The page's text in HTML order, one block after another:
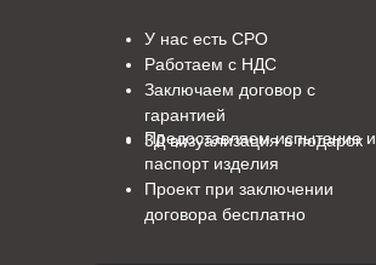
Предоставляем испытание и
паспорт изделия
Проект при заключении
договора бесплатно
У нас есть СРО
Работаем с НДС
Заключаем договор с
гарантией
3Д визуализация в подарок